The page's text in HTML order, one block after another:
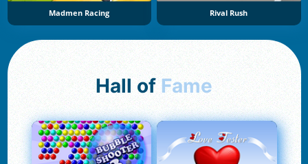
Madmen Racing Rival Rush
Hall of Fame